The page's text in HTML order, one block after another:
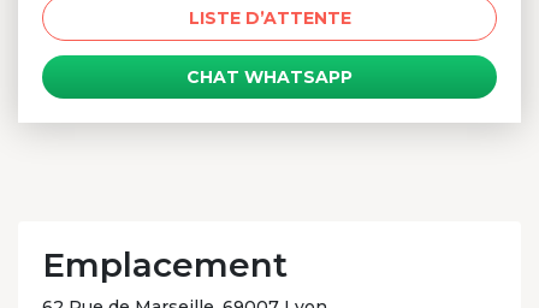
LISTE D’ATTENTE
CHAT WHATSAPP
Emplacement